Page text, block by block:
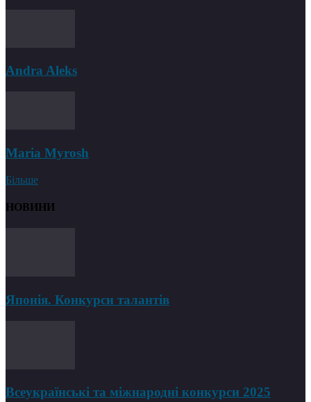
Andra Aleks
Maria Myrosh
Більше
НОВИНИ
Японія. Конкурси талантів
Всеукраїнські та міжнародні конкурси 2025